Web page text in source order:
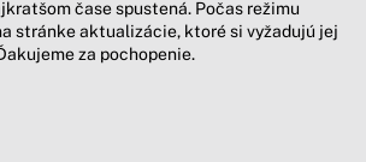
čase spustená. Počas režimu
stránke aktualizácie, ktoré si vyžadujú jej
za pochopenie.